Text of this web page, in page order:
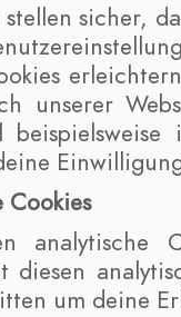
sicher,
unserer
Cookies
analytische
diesen
um deine